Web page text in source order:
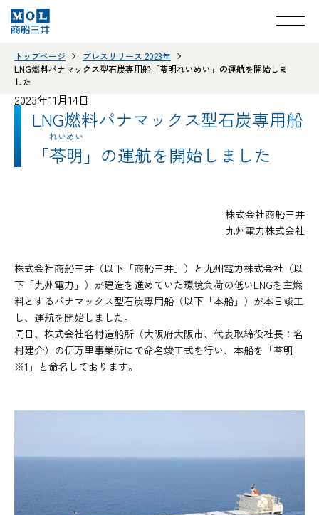
トップページ
プレスリリース 2023年
LNG燃料パナマックス型石炭専用船「苓明れいめい」の運航を開始しま
した
2023年11月14日
LNG燃料パナマックス型石炭専用船
「苓明
れいめい
」の運航を開始しました
株式会社商船三井
九州電力株式会社
株式会社商船三井（以下「商船三井」）と九州電力株式会社（以
下「九州電力」）が建造を進めていた環境負荷の低いLNGを主燃
料とするパナマックス型石炭専用船（以下「本船」）が本日竣工
し、運航を開始しました。
同日、株式会社名村造船所（大阪府大阪市、代表取締役社長：名
村建介）の伊万里事業所にて命名竣工式を行い、本船を「苓明
※1」と命名しております。